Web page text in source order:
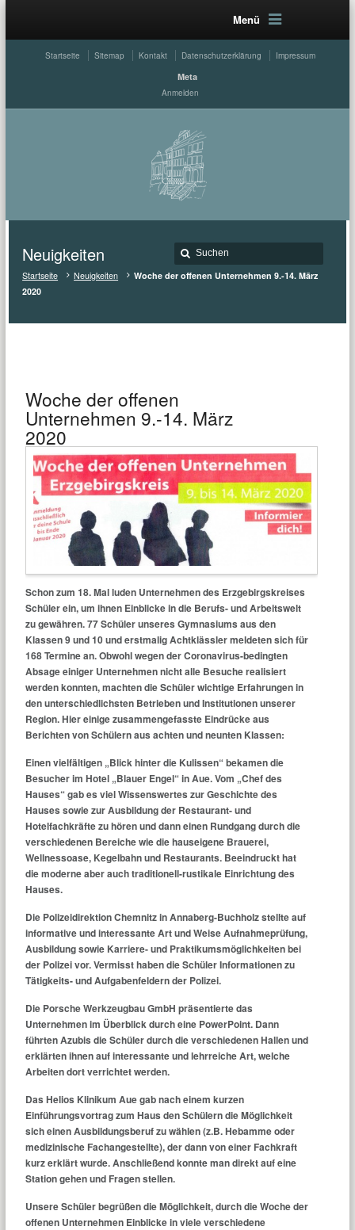
Menü
Startseite Sitemap Kontakt Datenschutzerklärung Impressum
Meta
Anmelden
Neuigkeiten
Startseite Neuigkeiten
Woche der offenen Unternehmen 9.-14. März
2020
Woche der offenen
Unternehmen 9.-14. März
2020
Schon zum 18. Mal luden Unternehmen des Erzgebirgskreises
Schüler ein, um ihnen Einblicke in die Berufs- und Arbeitswelt
zu gewähren. 77 Schüler unseres Gymnasiums aus den
Klassen 9 und 10 und erstmalig Achtklässler meldeten sich für
168 Termine an. Obwohl wegen der Coronavirus-bedingten
Absage einiger Unternehmen nicht alle Besuche realisiert
werden konnten, machten die Schüler wichtige Erfahrungen in
den unterschiedlichsten Betrieben und Institutionen unserer
Region. Hier einige zusammengefasste Eindrücke aus
Berichten von Schülern aus achten und neunten Klassen:
Einen vielfältigen „Blick hinter die Kulissen“ bekamen die
Besucher im Hotel „Blauer Engel“ in Aue. Vom „Chef des
Hauses“ gab es viel Wissenswertes zur Geschichte des
Hauses sowie zur Ausbildung der Restaurant- und
Hotelfachkräfte zu hören und dann einen Rundgang durch die
verschiedenen Bereiche wie die hauseigene Brauerei,
Wellnessoase, Kegelbahn und Restaurants. Beeindruckt hat
die moderne aber auch traditionell-rustikale Einrichtung des
Hauses.
Die Polizeidirektion Chemnitz in Annaberg-Buchholz stellte auf
informative und interessante Art und Weise Aufnahmeprüfung,
Ausbildung sowie Karriere- und Praktikumsmöglichkeiten bei
der Polizei vor. Vermisst haben die Schüler Informationen zu
Tätigkeits- und Aufgabenfeldern der Polizei.
Die Porsche Werkzeugbau GmbH präsentierte das
Unternehmen im Überblick durch eine PowerPoint. Dann
führten Azubis die Schüler durch die verschiedenen Hallen und
erklärten ihnen auf interessante und lehrreiche Art, welche
Arbeiten dort verrichtet werden.
Das Helios Klinikum Aue gab nach einem kurzen
Einführungsvortrag zum Haus den Schülern die Möglichkeit
sich einen Ausbildungsberuf zu wählen (z.B. Hebamme oder
medizinische Fachangestellte), der dann von einer Fachkraft
kurz erklärt wurde. Anschließend konnte man direkt auf eine
Station gehen und Fragen stellen.
Unsere Schüler begrüßen die Möglichkeit, durch die Woche der
offenen Unternehmen Einblicke in viele verschiedene